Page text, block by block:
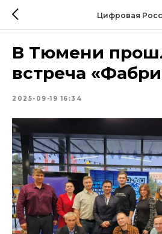
Цифровая
В Тюмени
встреча
2025-09-19 16:34